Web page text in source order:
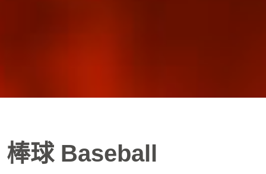
棒球 Baseball